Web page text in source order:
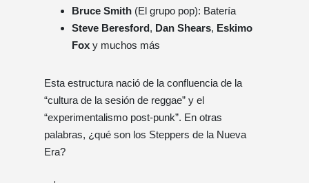
Bruce Smith (El grupo pop): Batería
Steve Beresford, Dan Shears, Eskimo
Fox y muchos más
Esta estructura nació de la confluencia de la
“cultura de la sesión de reggae” y el
“experimentalismo post-punk”. En otras
palabras, ¿qué son los Steppers de la Nueva
Era?